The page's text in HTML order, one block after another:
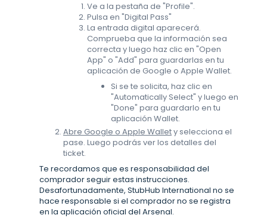
Ve a la pestaña de "Profile".
Pulsa en "Digital Pass"
La entrada digital aparecerá.
Comprueba que la información sea
correcta y luego haz clic en "Open
App" o "Add" para guardarlas en tu
aplicación de Google o Apple Wallet.
Si se te solicita, haz clic en
"Automatically Select" y luego en
"Done" para guardarlo en tu
aplicación Wallet.
Abre Google o Apple Wallety selecciona el
pase. Luego podrás ver los detalles del
ticket.
Te recordamos que es responsabilidad del
comprador seguir estas instrucciones.
Desafortunadamente, StubHub International no se
hace responsable si el comprador no se registra
en la aplicación oficial del Arsenal.